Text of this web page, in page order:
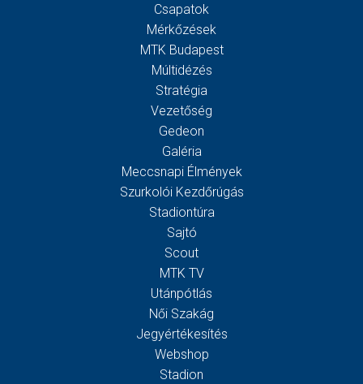
Csapatok
Mérkőzések
MTK Budapest
Múltidézés
Stratégia
Vezetőség
Gedeon
Galéria
Meccsnapi Élmények
Szurkolói Kezdőrúgás
Stadiontúra
Sajtó
Scout
MTK TV
Utánpótlás
Női Szakág
Jegyértékesítés
Webshop
Stadion